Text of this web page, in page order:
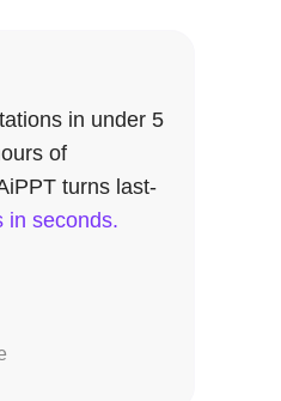
in under 5
of
turns last-
in seconds.